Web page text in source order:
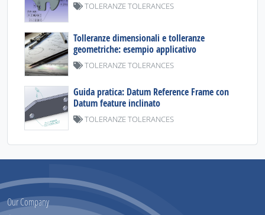
TOLERANZE TOLERANCES
Tolleranze dimensionali e tolleranze
geometriche: esempio applicativo
TOLERANZE TOLERANCES
Guida pratica: Datum Reference Frame con
Datum feature inclinato
TOLERANZE TOLERANCES
Our Company